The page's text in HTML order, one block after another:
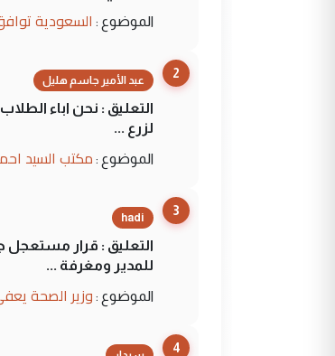
الموضوع : السعودية توافق على الاستمرار
2
عبد الأمير جاسم هليل
التعليق : نحن اباء
لزرع ...
الموضوع : مكتب السيد
3
hadi
التعليق : قرار مستعجل
للمدير ومغرفة ...
الموضوع : وزير الصحة
4